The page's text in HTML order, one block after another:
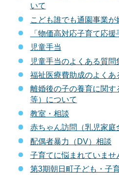
いて
こども誰でも通園事業が
「物価高対応子育て応
児童手当
児童手当のよくある質問
福祉医療費助成のよくあ
離婚後の子の養育に関
等）について
教室・相談
赤ちゃん訪問（乳児家庭
配偶者暴力（DV）相談
子育てに悩まれていませ
第3期朝日町子ども・子